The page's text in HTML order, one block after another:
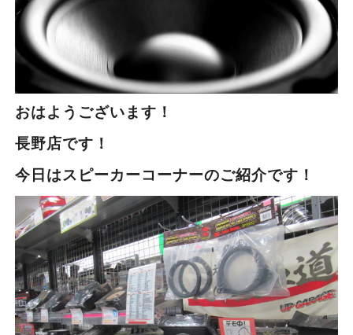
おはようございます！
長野店です！
今日はスピーカーコーナーのご紹介です！